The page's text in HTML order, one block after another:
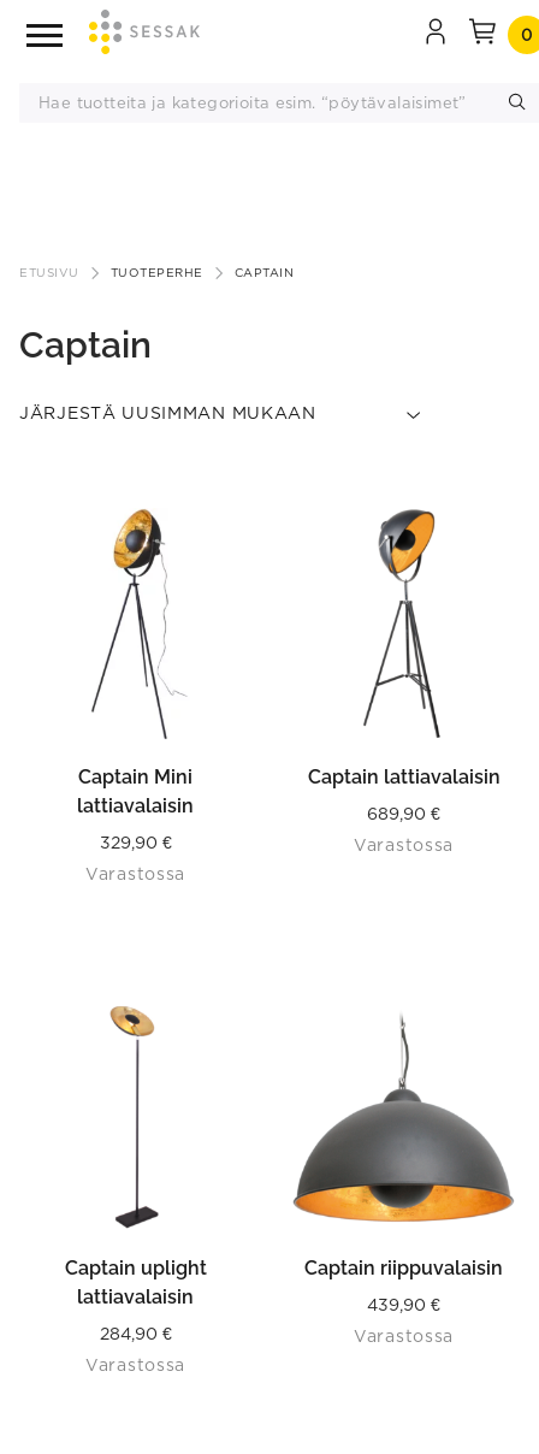
sisältöön
0
ETUSIVU TUOTEPERHE CAPTAIN
Captain
Captain Mini
lattiavalaisin
329,90 €
Varastossa
Captain lattiavalaisin
689,90 €
Varastossa
Captain uplight
lattiavalaisin
284,90 €
Varastossa
Captain riippuvalaisin
439,90 €
Varastossa